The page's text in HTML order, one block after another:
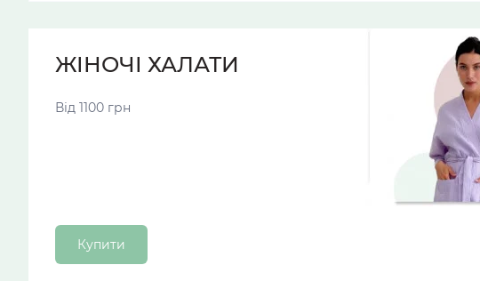
ЖІНОЧІ ХАЛАТИ
Від 1100 грн
Купити